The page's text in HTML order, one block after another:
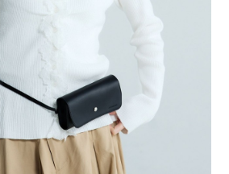
限公司提供之「AFTEE先享後付」服務完成之交
內提供個人資料，並將交易相關給付款項請求債
司。
請瀏覽以下網址：
徵得法定代理人或監護人之同意方可使用
經同意申辦者引起之損失，本公司不負相關責
」時，將依據個別帳號之用戶狀況，依本公司即
；若仍有額度不足之情形，本公司將視審查結果
或使用他人資訊註冊。若發現惡意使用之情形，